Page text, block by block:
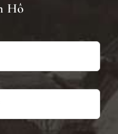
Hô